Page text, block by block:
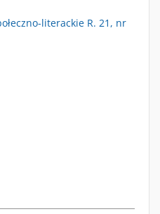
literackie R. 21, nr